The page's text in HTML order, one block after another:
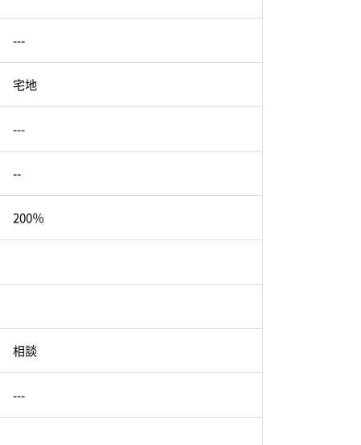
---
宅地
---
--
200％
相談
---